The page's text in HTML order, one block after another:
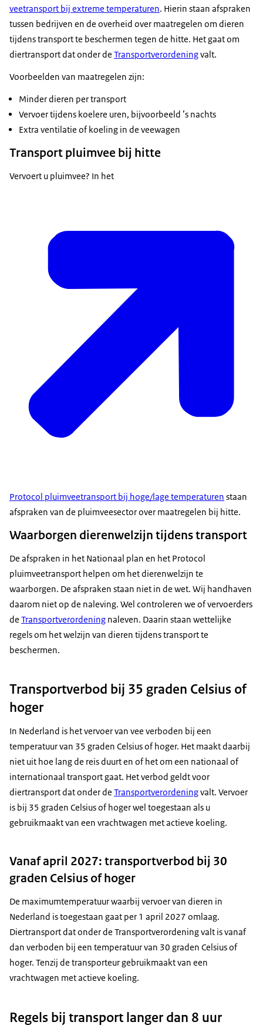
veetransport bij extreme temperaturen. Hierin staan afspraken
tussen bedrijven en de overheid over maatregelen om dieren
tijdens transport te beschermen tegen de hitte. Het gaat om
diertransport dat onder de Transportverordeningvalt.
Voorbeelden van maatregelen zijn:
Minder dieren per transport
Vervoer tijdens koelere uren, bijvoorbeeld ’s nachts
Extra ventilatie of koeling in de veewagen
Transport pluimvee bij hitte
Vervoert u pluimvee? In het
Protocol pluimveetransport bij hoge/lage temperaturen staan
afspraken van de pluimveesector over maatregelen bij hitte.
Waarborgen dierenwelzijn tijdens transport
De afspraken in het Nationaal plan en het Protocol
pluimveetransport helpen om het dierenwelzijn te
waarborgen. De afspraken staan niet in de wet. Wij handhaven
daarom niet op de naleving. Wel controleren we of vervoerders
de Transportverordening naleven. Daarin staan wettelijke
regels om het welzijn van dieren tijdens transport te
beschermen.
Transportverbod bij 35 graden Celsius of
hoger
In Nederland is het vervoer van vee verboden bij een
temperatuur van 35 graden Celsius of hoger. Het maakt daarbij
niet uit hoe lang de reis duurt en of het om een nationaal of
internationaal transport gaat. Het verbod geldt voor
diertransport dat onder de Transportverordeningvalt. Vervoer
is bij 35 graden Celsius of hoger wel toegestaan als u
gebruikmaakt van een vrachtwagen met actieve koeling.
Vanaf april 2027: transportverbod bij 30
graden Celsius of hoger
De maximumtemperatuur waarbij vervoer van dieren in
Nederland is toegestaan gaat per 1 april 2027 omlaag.
Diertransport dat onder de Transportverordening valt is vanaf
dan verboden bij een temperatuur van 30 graden Celsius of
hoger. Tenzij de transporteur gebruikmaakt van een
vrachtwagen met actieve koeling.
Regels bij transport langer dan 8 uur